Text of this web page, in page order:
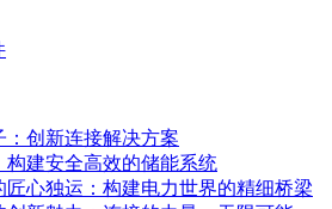
：创新连接解决方案
构建安全高效的储能系统
匠心独运：构建电力世界的精细桥梁